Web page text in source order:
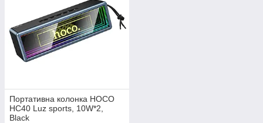
Портативна колонка HOCO
HC40 Luz sports, 10W*2,
Black